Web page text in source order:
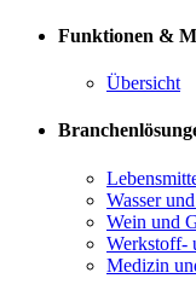
Funktionen &
Übersicht
Wasser
Wein und
Werkstoff-
Medizin